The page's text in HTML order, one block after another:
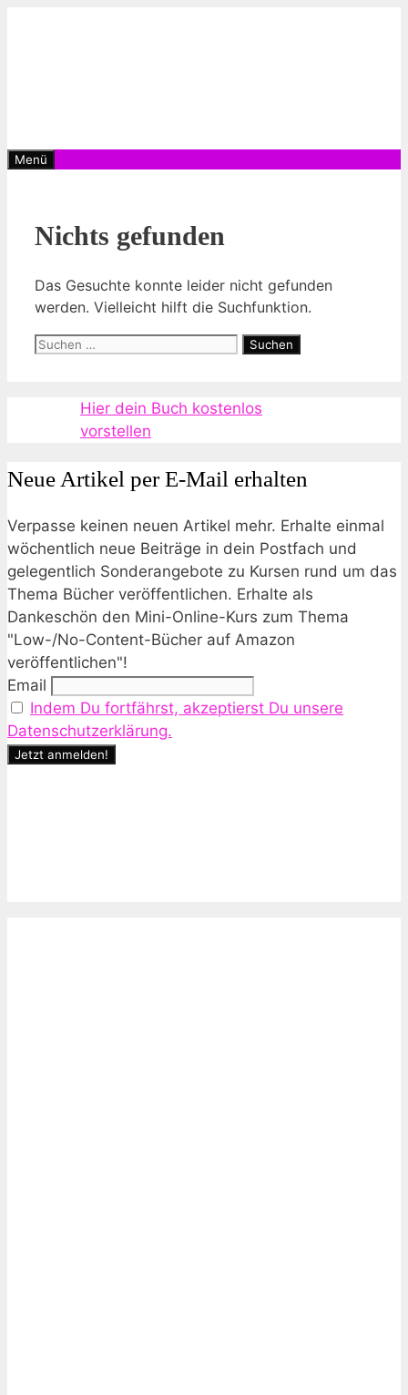
Menü
Nichts gefunden
Das Gesuchte konnte leider nicht gefunden
werden. Vielleicht hilft die Suchfunktion.
Suchen
Hier dein Buch kostenlos
vorstellen
Neue Artikel per E-Mail erhalten
Verpasse keinen neuen Artikel mehr. Erhalte einmal
wöchentlich neue Beiträge in dein Postfach und
gelegentlich Sonderangebote zu Kursen rund um das
Thema Bücher veröffentlichen. Erhalte als
Dankeschön den Mini-Online-Kurs zum Thema
"Low-/No-Content-Bücher auf Amazon
veröffentlichen"!
Email
Indem Du fortfährst, akzeptierst Du unsere
Datenschutzerklärung.